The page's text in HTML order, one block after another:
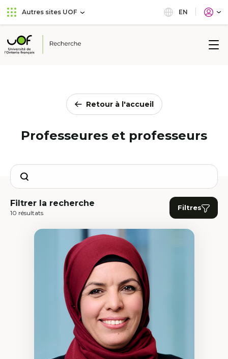
Aller
au
principal
Passer
au
Autres sites UOF EN
Université
Retour à l'accueil
Professeures et professeurs
Search
Filtrer la recherche
10 résultats
Filtres